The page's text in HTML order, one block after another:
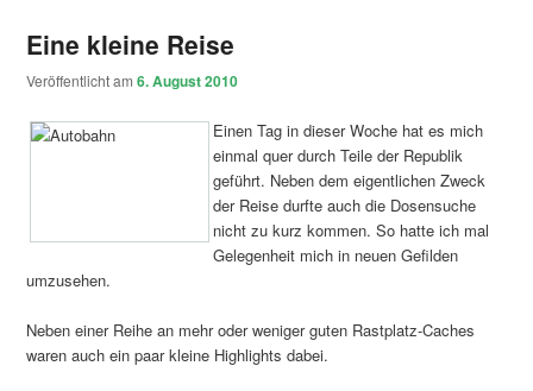
Eine kleine Reise
Veröffentlicht am6. August 2010
Einen Tag in dieser Woche hat es mich
einmal quer durch Teile der Republik
geführt. Neben dem eigentlichen Zweck
der Reise durfte auch die Dosensuche
nicht zu kurz kommen. So hatte ich mal
Gelegenheit mich in neuen Gefilden
umzusehen.
Neben einer Reihe an mehr oder weniger guten Rastplatz-Caches
waren auch ein paar kleine Highlights dabei.